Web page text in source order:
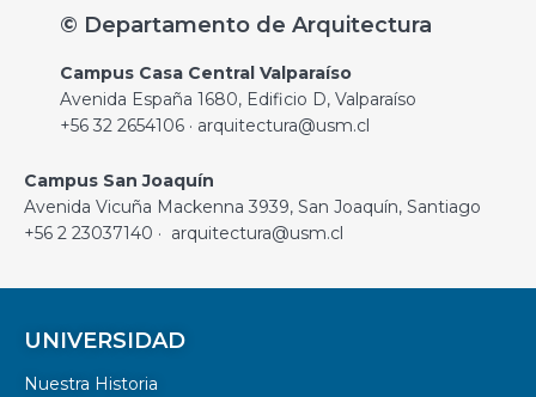
© Departamento de Arquitectura
Campus Casa Central Valparaíso
Avenida España 1680, Edificio D, Valparaíso
+56 32 2654106 · arquitectura@usm.cl
Campus San Joaquín
Avenida Vicuña Mackenna 3939, San Joaquín, Santiago
+56 2 23037140 · arquitectura@usm.cl
UNIVERSIDAD
Nuestra Historia